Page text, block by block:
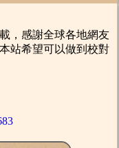
，感謝全球各地網友
站希望可以做到校對